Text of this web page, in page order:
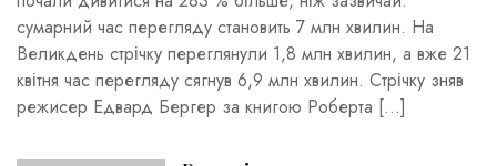
сумарний час перегляду становить 7 млн хвилин. На
Великдень стрічку переглянули 1,8 млн хвилин, а вже 21
квітня час перегляду сягнув 6,9 млн хвилин. Стрічку зняв
режисер Едвард Бергер за книгою Роберта […]